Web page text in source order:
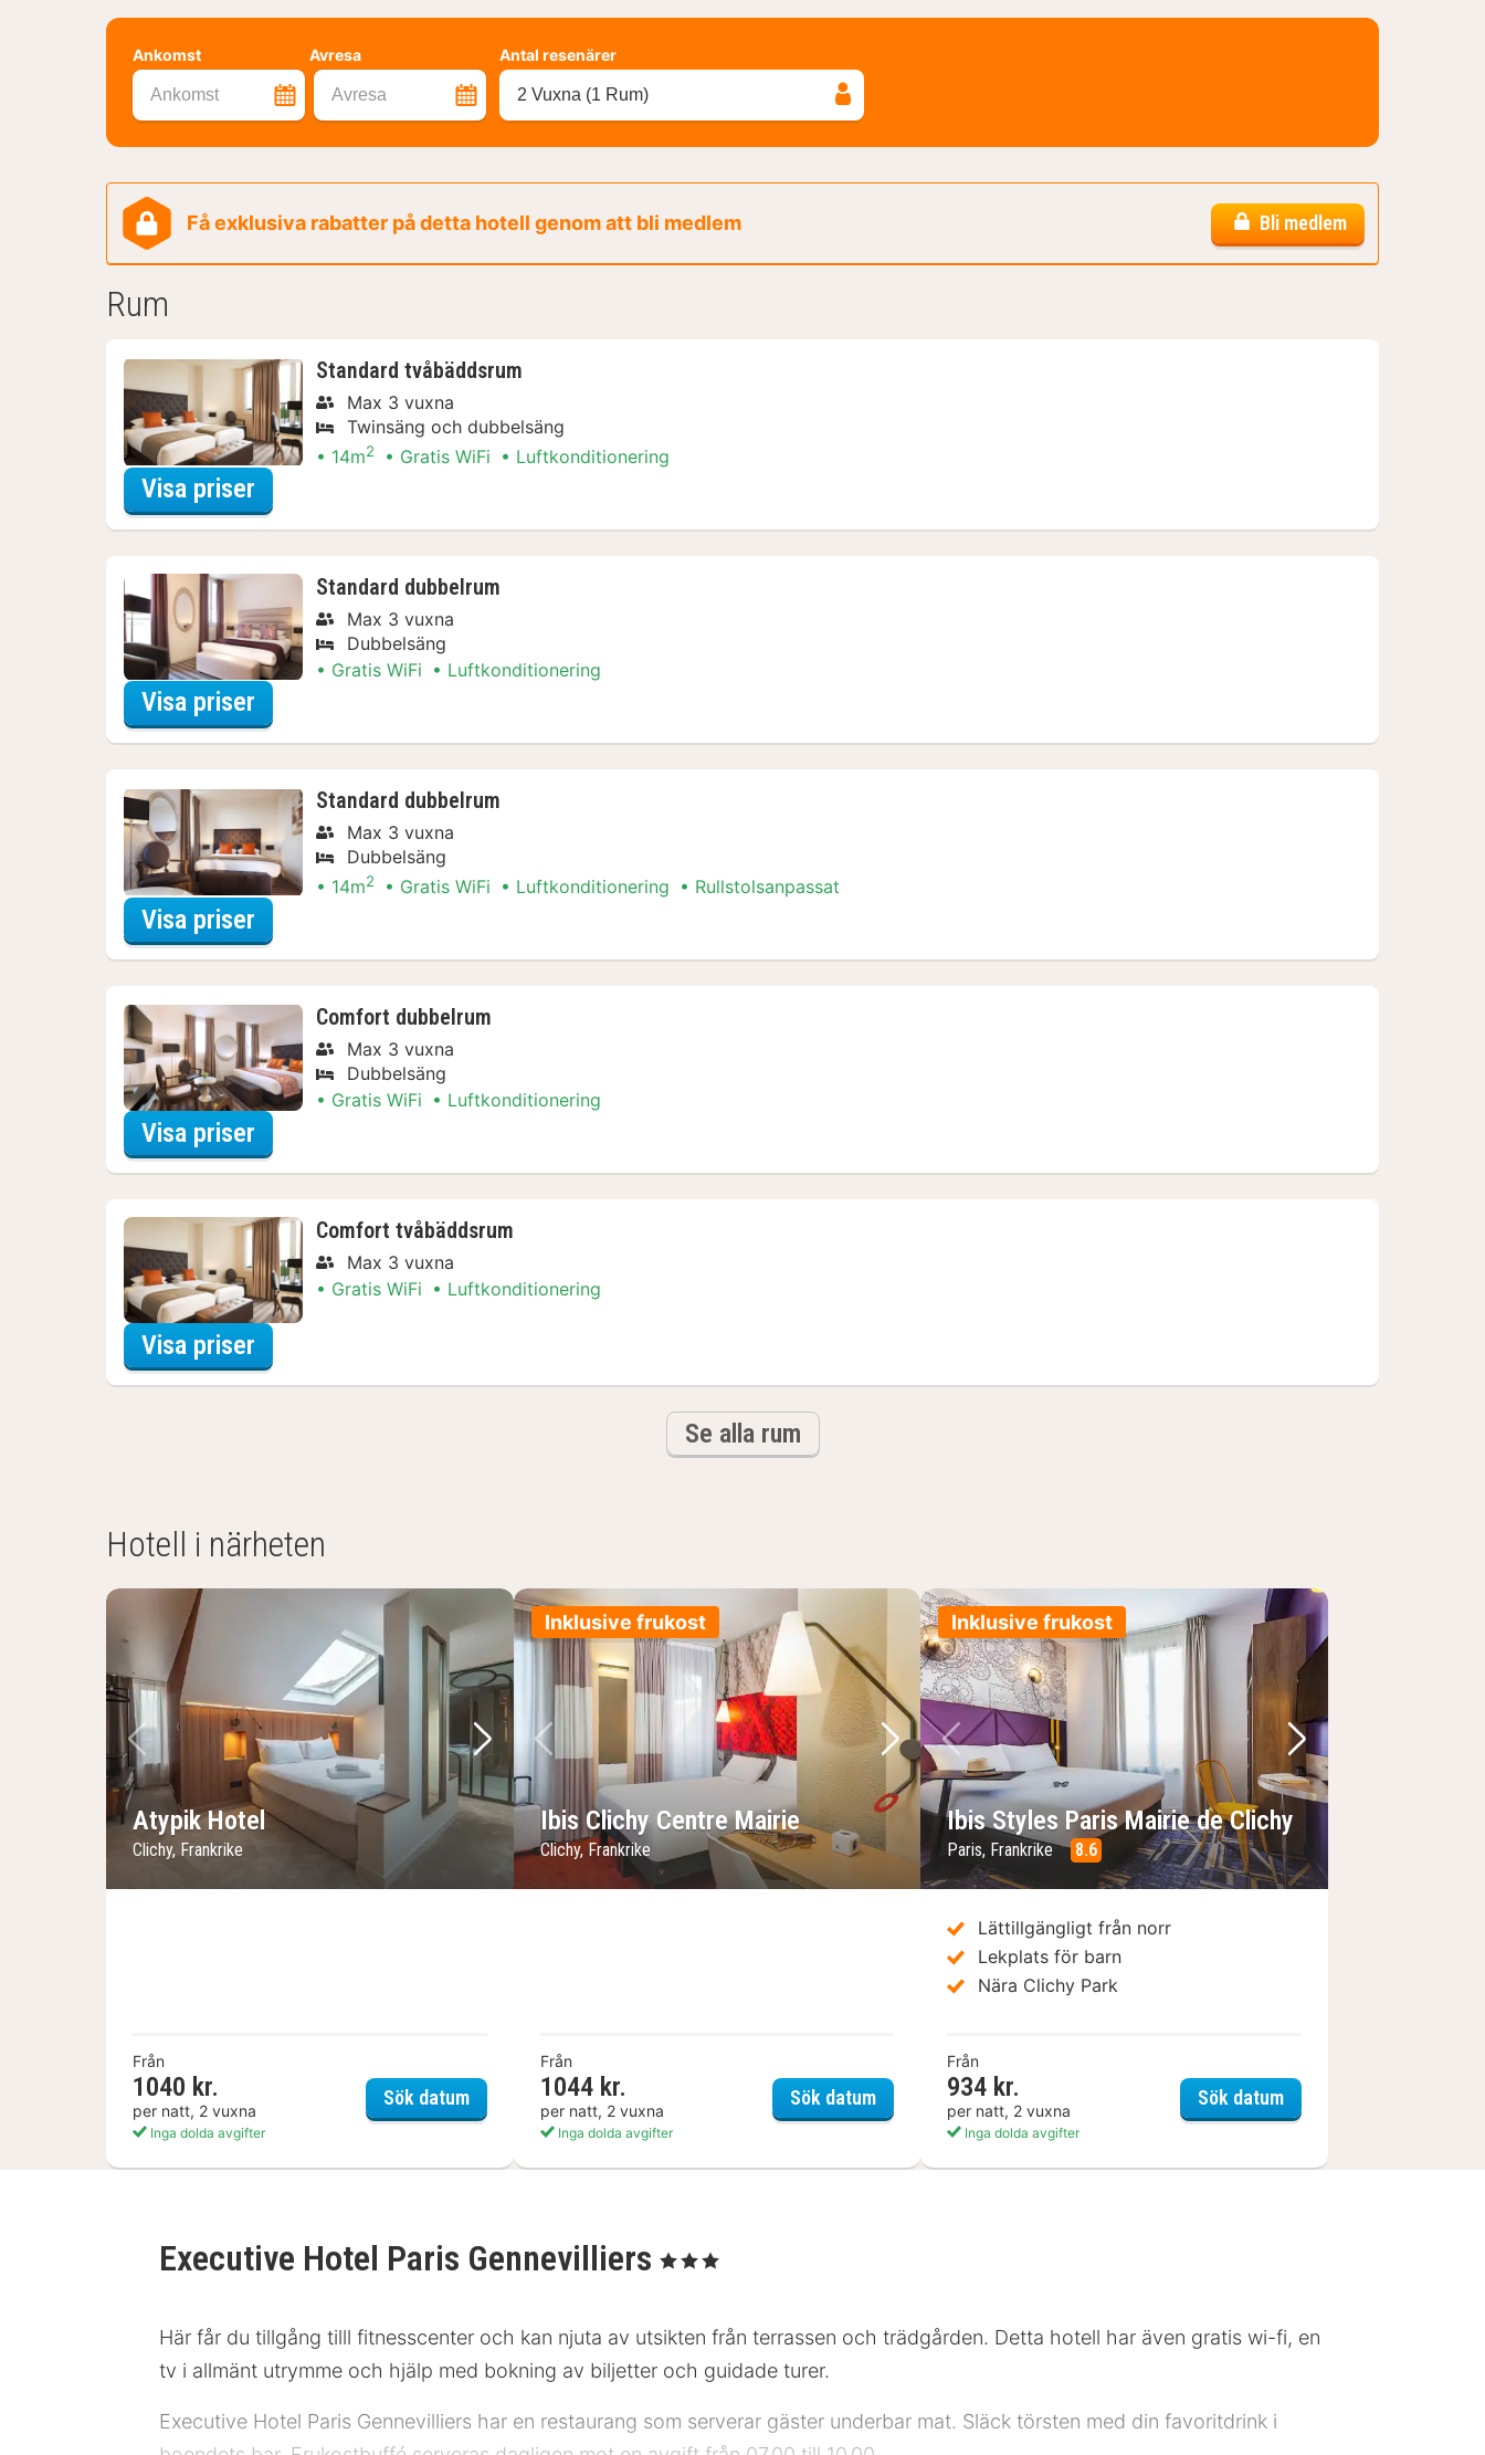
Ankomst Avresa
Ankomst Avresa
Antal resenärer
2 Vuxna (1 Rum)
Få exklusiva rabatter på detta hotell genom att bli medlem Bli medlem
Rum
Standard tvåbäddsrum
Max 3 vuxna
Twinsäng och dubbelsäng
14m2 Gratis WiFi Luftkonditionering
Visa priser
Standard dubbelrum
Max 3 vuxna
Dubbelsäng
Gratis WiFi
Luftkonditionering
Visa priser
Standard dubbelrum
Max 3 vuxna
Dubbelsäng
14m2 Gratis WiFi Luftkonditionering Rullstolsanpassat
Visa priser
Comfort dubbelrum
Max 3 vuxna
Dubbelsäng
Gratis WiFi
Luftkonditionering
Visa priser
Comfort tvåbäddsrum
Max 3 vuxna
Gratis WiFi
Luftkonditionering
Visa priser
Se alla rum
Hotell i närheten
Föregående bild
Nästa bild
Atypik Hotel
Clichy, Frankrike
Från
1040 kr.
per natt, 2 vuxna
Inga dolda avgifter
Sök datumAtypik Hotel
Inklusive frukost
Föregående bild
Nästa bild
Ibis Clichy Centre Mairie
Clichy, Frankrike
Från
1044 kr.
per natt, 2 vuxna
Inga dolda avgifter
Sök datumIbis Clichy Centre Mairie
Inklusive frukost
Föregående bild
Nästa bild
Ibis Styles Paris Mairie de Clichy
Paris, Frankrike 8.6
Lättillgängligt från norr
Lekplats för barn
Nära Clichy Park
Från
934 kr.
per natt, 2 vuxna
Inga dolda avgifter
Sök datumIbis Styles Paris Mairie
Executive Hotel Paris Gennevilliers , 3 Stjärnor
Här får du tillgång tilll fitnesscenter och kan njuta av utsikten från terrassen och trädgården. Detta hotell har även gratis wi-fi, en
tv i allmänt utrymme och hjälp med bokning av biljetter och guidade turer.
Executive Hotel Paris Gennevilliers har en restaurang som serverar gäster underbar mat. Släck törsten med din favoritdrink i